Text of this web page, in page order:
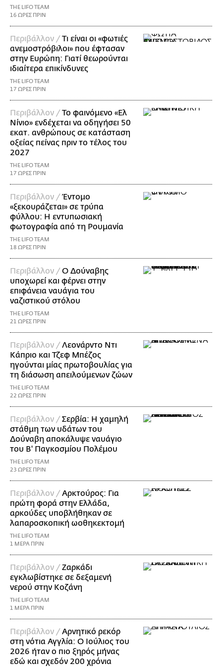
THE LIFO TEAM
16 ΩΡΕΣ ΠΡΙΝ
Περιβάλλον / Τι είναι οι «φωτιές
ανεμοστρόβιλοι» που έφτασαν
στην Ευρώπη: Γιατί θεωρούνται
ιδιαίτερα επικίνδυνες
THE LIFO TEAM
17 ΩΡΕΣ ΠΡΙΝ
Περιβάλλον / Το φαινόμενο «Ελ
Νίνιο» ενδέχεται να οδηγήσει 50
εκατ. ανθρώπους σε κατάσταση
οξείας πείνας πριν το τέλος του
2027
THE LIFO TEAM
17 ΩΡΕΣ ΠΡΙΝ
Περιβάλλον /Έντομο
«ξεκουράζεται» σε τρύπα
φύλλου: Η εντυπωσιακή
φωτογραφία από τη Ρουμανία
THE LIFO TEAM
18 ΩΡΕΣ ΠΡΙΝ
Περιβάλλον / Ο Δούναβης
υποχωρεί και φέρνει στην
επιφάνεια ναυάγια του
ναζιστικού στόλου
THE LIFO TEAM
21 ΩΡΕΣ ΠΡΙΝ
Περιβάλλον / Λεονάρντο Ντι
Κάπριο και Τζεφ Μπέζος
ηγούνται μίας πρωτοβουλίας για
τη διάσωση απειλούμενων ζώων
THE LIFO TEAM
22 ΩΡΕΣ ΠΡΙΝ
Περιβάλλον / Σερβία: Η χαμηλή
στάθμη των υδάτων του
Δούναβη αποκάλυψε ναυάγιο
του Β' Παγκοσμίου Πολέμου
THE LIFO TEAM
23 ΩΡΕΣ ΠΡΙΝ
Περιβάλλον / Αρκτούρος: Για
πρώτη φορά στην Ελλάδα,
αρκούδες υποβλήθηκαν σε
λαπαροσκοπική ωοθηκεκτομή
THE LIFO TEAM
1 ΜΕΡΑ ΠΡΙΝ
Περιβάλλον / Ζαρκάδι
εγκλωβίστηκε σε δεξαμενή
νερού στην Κοζάνη
THE LIFO TEAM
1 ΜΕΡΑ ΠΡΙΝ
Περιβάλλον / Αρνητικό ρεκόρ
στη νότια Αγγλία: Ο Ιούλιος του
2026 ήταν ο πιο ξηρός μήνας
εδώ και σχεδόν 200 χρόνια